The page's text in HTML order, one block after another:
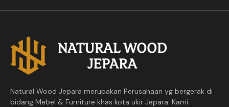
Natural Wood Jepara merupakan Perusahaan yg bergerak di
bidang Mebel & Furniture khas kota ukir Jepara. Kami